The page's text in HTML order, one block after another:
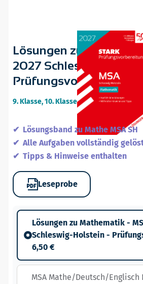
Lösungen zu
2027 Schleswig-
Prüfungsvorbereitung
9. Klasse, 10. Klasse•14. ergänzte
Lösungsband zu Mathe MSA SH
Alle Aufgaben vollständig
Tipps & Hinweise enthalten
Leseprobe
Lösungen zu Mathematik -
Schleswig-Holstein -
6,50 €
MSA Mathe/Deutsch/